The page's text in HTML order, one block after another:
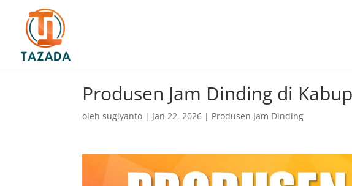
Produsen Jam Dinding di
olehsugiyanto | Jan 22, 2026 | Produsen Jam Dinding